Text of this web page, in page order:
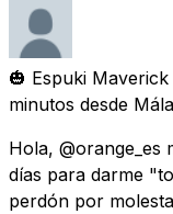
🎃 Espuki Maverick
minutos desde
Hola, @orange_es
días para darme
perdón por